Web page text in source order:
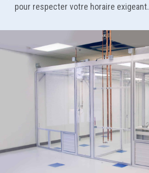
pour respecter votre horaire exigeant.